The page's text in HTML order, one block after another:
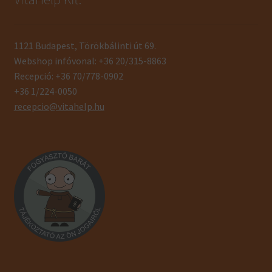
1121 Budapest, Törökbálinti út 69.
Webshop infóvonal: +36 20/315-8863
Recepció: +36 70/778-0902
+36 1/224-0050
recepcio@vitahelp.hu